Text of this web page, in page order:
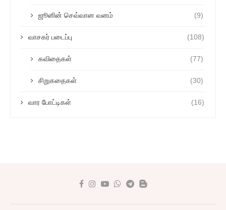
ஜூனின் செவ்வான வனம் (9)
வாசகர் படைப்பு (108)
கவிதைகள் (77)
சிறுகதைகள் (30)
வார போட்டிகள் (16)